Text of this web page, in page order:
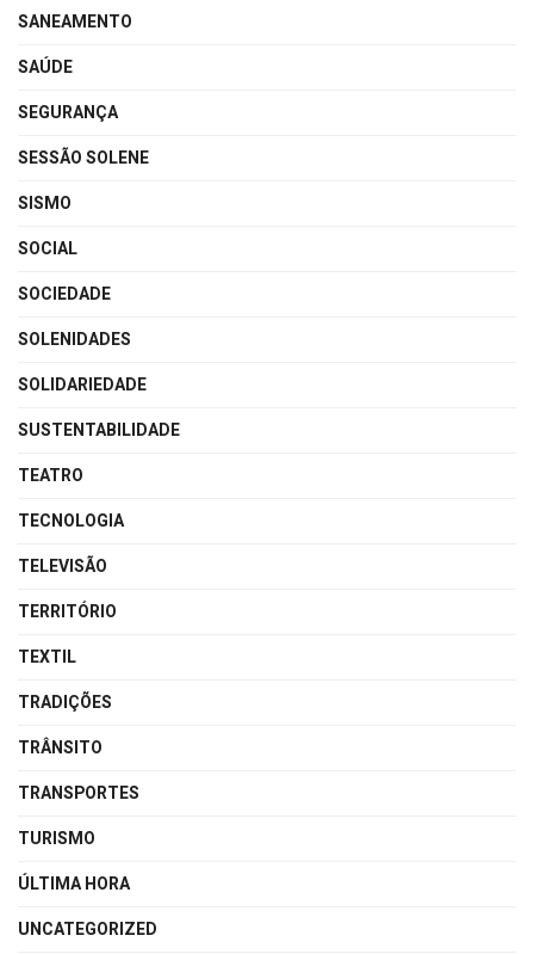
SANEAMENTO
SAÚDE
SEGURANÇA
SESSÃO SOLENE
SISMO
SOCIAL
SOCIEDADE
SOLENIDADES
SOLIDARIEDADE
SUSTENTABILIDADE
TEATRO
TECNOLOGIA
TELEVISÃO
TERRITÓRIO
TEXTIL
TRADIÇÕES
TRÂNSITO
TRANSPORTES
TURISMO
ÚLTIMA HORA
UNCATEGORIZED